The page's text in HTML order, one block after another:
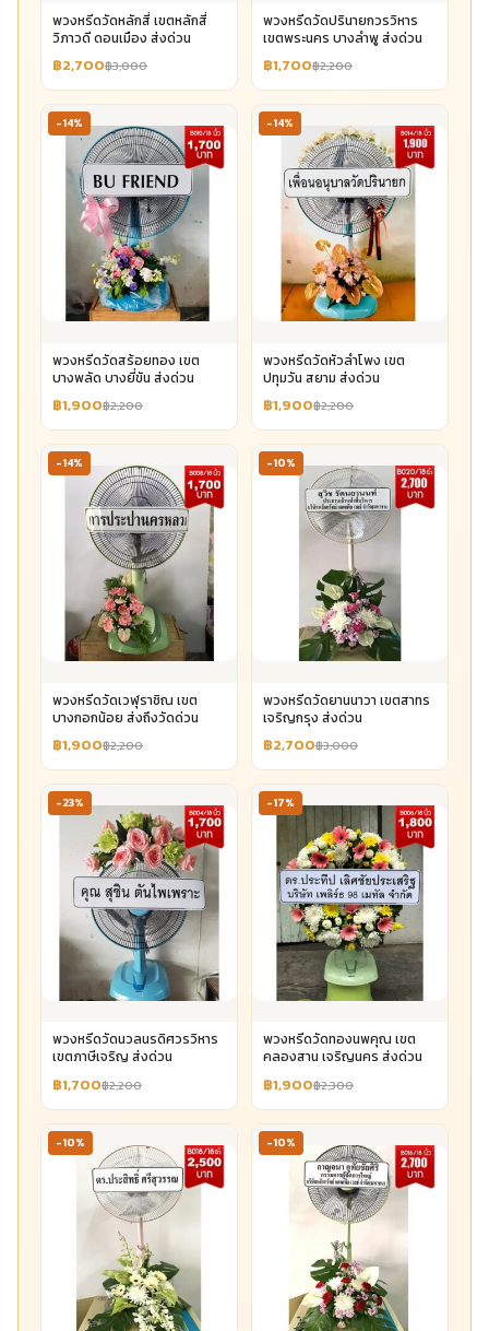
พวงหรีดวัดหลักสี่ เขตหลักสี่
วิภาวดี ดอนเมือง ส่งด่วน
฿2,700฿3,000
พวงหรีดวัดปรินายกวรวิหาร
เขตพระนคร บางลำพู ส่งด่วน
฿1,700฿2,200
-14%
พวงหรีดวัดสร้อยทอง เขต
บางพลัด บางยี่ขัน ส่งด่วน
฿1,900฿2,200
-14%
พวงหรีดวัดหัวลำโพง เขต
ปทุมวัน สยาม ส่งด่วน
฿1,900฿2,200
-14%
พวงหรีดวัดเวฬุราชิณ เขต
บางกอกน้อย ส่งถึงวัดด่วน
฿1,900฿2,200
-10%
พวงหรีดวัดยานนาวา เขตสาทร
เจริญกรุง ส่งด่วน
฿2,700฿3,000
-23%
พวงหรีดวัดนวลนรดิศวรวิหาร
เขตภาษีเจริญ ส่งด่วน
฿1,700฿2,200
-17%
พวงหรีดวัดทองนพคุณ เขต
คลองสาน เจริญนคร ส่งด่วน
฿1,900฿2,300
-10% -10%